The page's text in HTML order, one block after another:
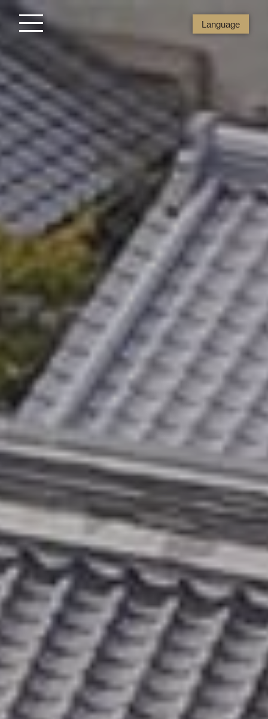
USUKI VENUE トップページ
USUKI VENUE プロモーションビデオ
USUKI VENUEとは
ご利用いただける施設
プラン
ケータリング
プレミアムメニュー
プレミアムメニュー古今
プレミアムメニュー美旬
オプション
お問合せ
ギャラリー
ご利用のご案内
ほんまもんの観光人
Language